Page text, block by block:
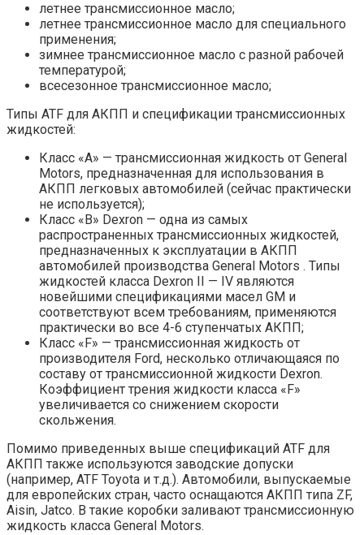
летнее трансмиссионное масло;
летнее трансмиссионное масло для специального
применения;
зимнее трансмиссионное масло с разной рабочей
температурой;
всесезонное трансмиссионное масло;
Типы ATF для АКПП и спецификации трансмиссионных
жидкостей:
Класс «A» — трансмиссионная жидкость от General
Motors, предназначенная для использования в
АКПП легковых автомобилей (сейчас практически
не используется);
Класс «B» Dexron — одна из самых
распространенных трансмиссионных жидкостей,
предназначенных к эксплуатации в АКПП
автомобилей производства General Motors . Типы
жидкостей класса Dexron II — IV являются
новейшими спецификациями масел GM и
соответствуют всем требованиям, применяются
практически во все 4-6 ступенчатых АКПП;
Класс «F» — трансмиссионная жидкость от
производителя Ford, несколько отличающаяся по
составу от трансмиссионной жидкости Dexron.
Коэффициент трения жидкости класса «F»
увеличивается со снижением скорости
скольжения.
Помимо приведенных выше спецификаций ATF для
АКПП также используются заводские допуски
(например, ATF Toyota и т.д.). Автомобили, выпускаемые
для европейских стран, часто оснащаются АКПП типа ZF,
Aisin, Jatco. В такие коробки заливают трансмиссионную
жидкость класса General Motors.